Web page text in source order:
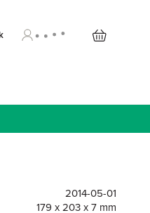
2014-05-01
179 x 203 x 7 mm